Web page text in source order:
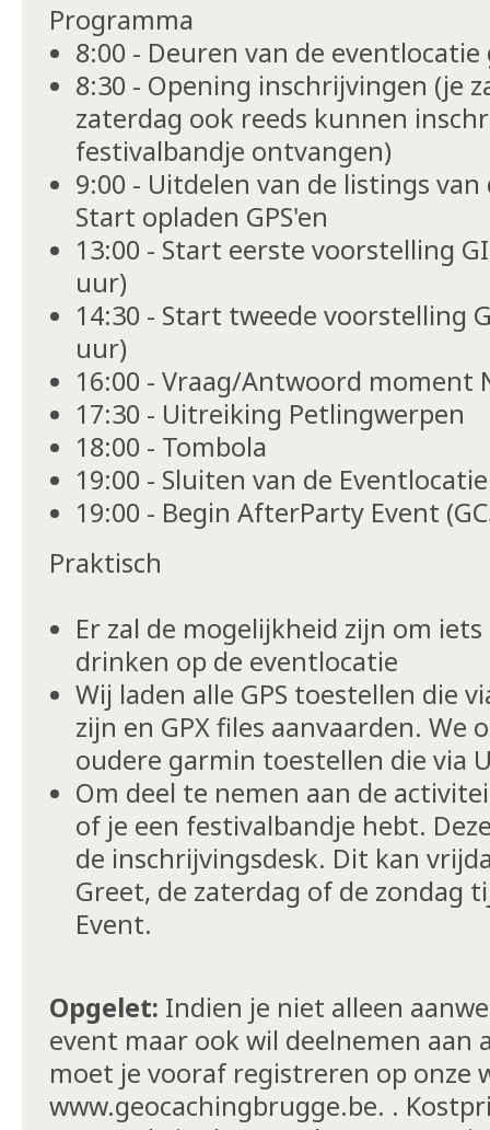
Programma
8:00 - Deuren van de eventlocatie
8:30 - Opening inschrijvingen (je
zaterdag ook reeds kunnen
festivalbandje ontvangen)
9:00 - Uitdelen van de listings van
Start opladen GPS'en
13:00 - Start eerste voorstelling
uur)
14:30 - Start tweede voorstelling
uur)
16:00 - Vraag/Antwoord
17:30 - Uitreiking Petlingwerpen
18:00 - Tombola
19:00 - Sluiten van de Eventlocatie
19:00 - Begin AfterParty Event
Praktisch
Er zal de mogelijkheid zijn om
drinken op de eventlocatie
Wij laden alle GPS toestellen die
zijn en GPX files aanvaarden. We
oudere garmin toestellen die via
Om deel te nemen aan de
of je een festivalbandje hebt.
de inschrijvingsdesk. Dit kan
Greet, de zaterdag of de zondag
Event.
Opgelet: Indien je niet alleen
event maar ook wil deelnemen aan
moet je vooraf registreren op onze
www.geocachingbrugge.be. .